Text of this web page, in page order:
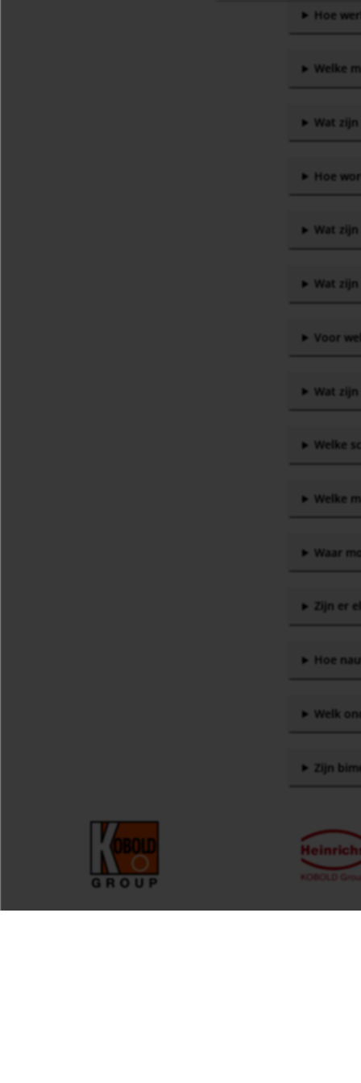
Hoe
Welke
Wat
Hoe
Wat
Wat
Voor
Wat
Welke
Welke
Waar
Zijn er
Hoe
Welk
Zijn